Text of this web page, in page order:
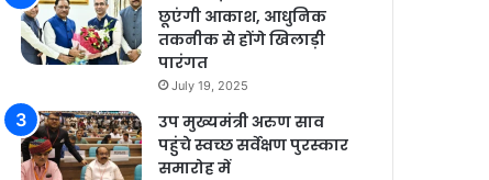
छूएंगी आकाश, आधुनिक
तकनीक से होंगे खिलाड़ी
पारंगत
July 19, 2025
उप मुख्यमंत्री अरुण साव
पहुंचे स्वच्छ सर्वेक्षण पुरस्कार
समारोह में